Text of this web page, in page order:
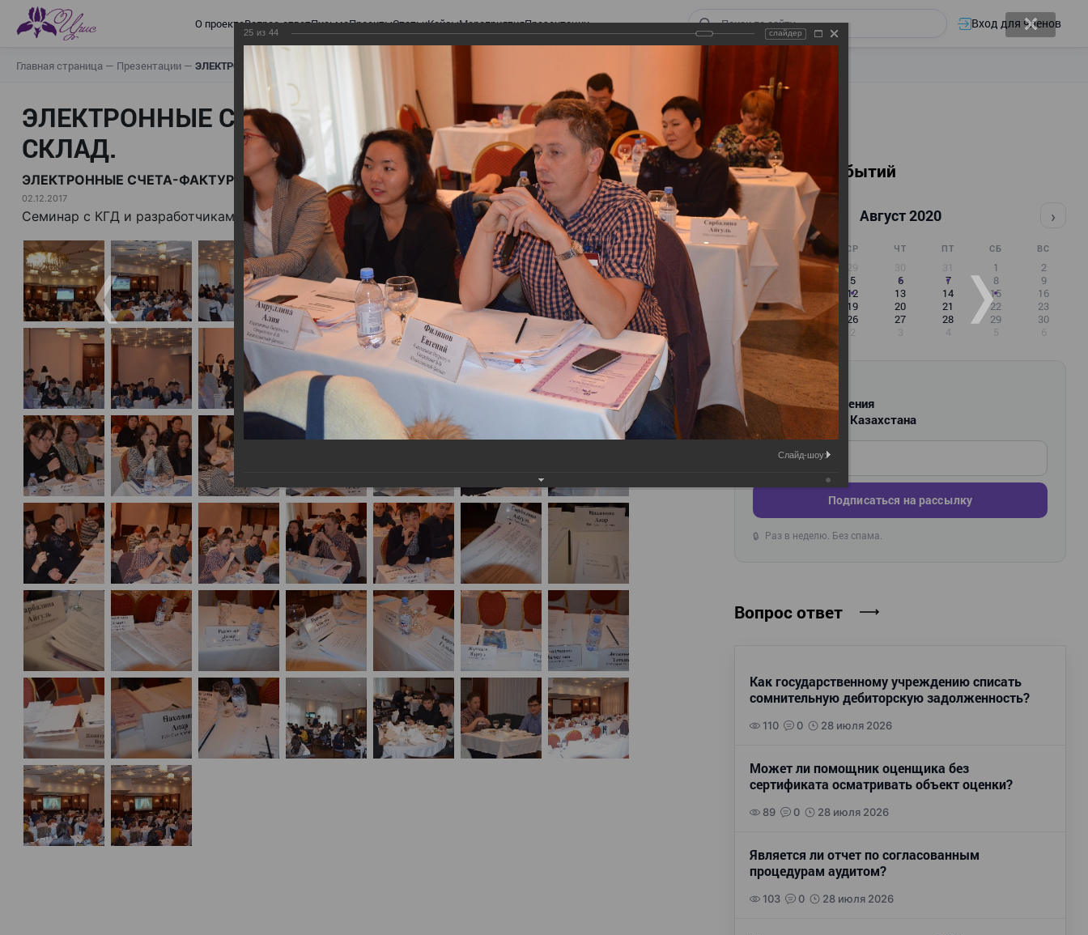
О проектеВопрос-ответПисьмаПроектыСтатьиКейсыМероприятияПрезентации Вход для членов
Главная страница — Презентации — ЭЛЕКТРОННЫЕ СЧЕТА-ФАКТУРЫ. ВИРТУАЛЬНЫЙ СКЛАД.
ЭЛЕКТРОННЫЕ СЧЕТА-ФАКТУРЫ. ВИРТУАЛЬНЫЙ
СКЛАД.
ЭЛЕКТРОННЫЕ СЧЕТА-ФАКТУРЫ. ВИРТУАЛЬНЫЙ СКЛАД.
02.12.2017
Семинар с КГД и разработчиками
Календарь событий
‹ Август 2020 ›
ПН ВТ СР ЧТ ПТ СБ ВС
27 28 29 30 31 1
2
5 6 7 8
9
10
11 12 13 14 15
16
17
18 19 20 21 22
23
24
25 26 27 28 29
30
2 3 4 5 6
РАССЫЛКА
Новости и изменения
для бухгалтеров Казахстана
Введите ваш e-mail
Подписаться на рассылку
🔒 Раз в неделю. Без спама.
Вопрос ответ
Как государственному учреждению списать
сомнительную дебиторскую задолженность?
110 0 28 июля 2026
Может ли помощник оценщика без
сертификата осматривать объект оценки?
89 0 28 июля 2026
Является ли отчет по согласованным
процедурам аудитом?
103 0 28 июля 2026
25 из 44 слайдер
Слайд-шоу: